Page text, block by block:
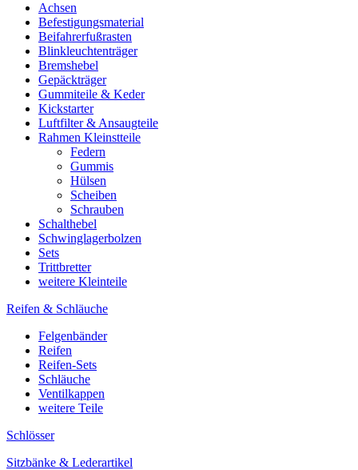
Achsen
Befestigungsmaterial
Beifahrerfußrasten
Blinkleuchtenträger
Bremshebel
Gepäckträger
Gummiteile & Keder
Kickstarter
Luftfilter & Ansaugteile
Rahmen Kleinstteile
Federn
Gummis
Hülsen
Scheiben
Schrauben
Schalthebel
Schwinglagerbolzen
Sets
Trittbretter
weitere Kleinteile
Reifen & Schläuche
Felgenbänder
Reifen
Reifen-Sets
Schläuche
Ventilkappen
weitere Teile
Schlösser
Sitzbänke & Lederartikel